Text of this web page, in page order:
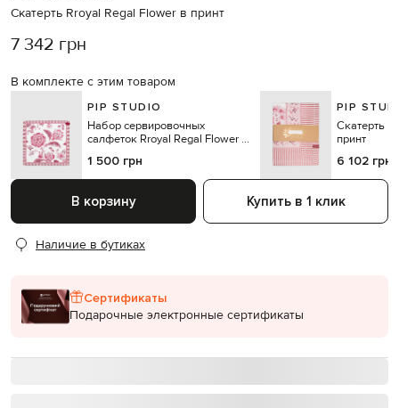
Скатерть Rroyal Regal Flower в принт
7 342 грн
В комплекте с этим товаром
PIP STUDIO
Набор сервировочных
салфеток Rroyal Regal Flower в
1 500 грн
PIP
Скатерть
принт
6 102 грн
В корзину Купить в 1 клик
Наличие в бутиках
Сертификаты
Подарочные электронные сертификаты